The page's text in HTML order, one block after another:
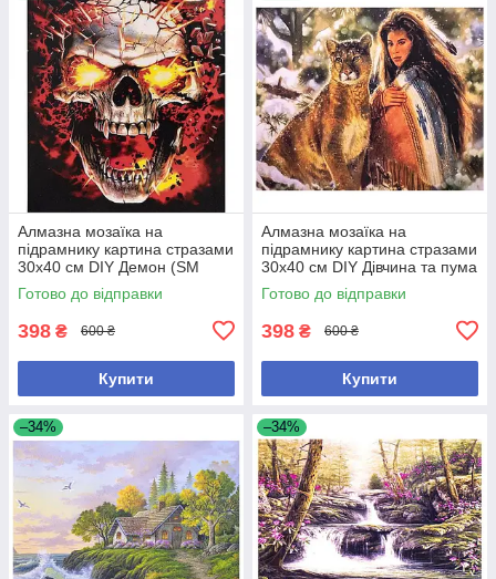
Алмазна мозаїка на
підрамнику картина стразами
30х40 см DIY Демон (SM
76989)
Готово до відправки
398 ₴ 600 ₴
Купити
Алмазна мозаїка на
підрамнику картина стразами
30х40 см DIY Дівчина та пума
(SGLD 61097)
Готово до відправки
398 ₴ 600 ₴
Купити
–34% –34%